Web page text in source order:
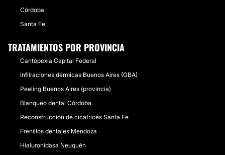
Córdoba
Santa Fe
TRATAMIENTOS POR PROVINCIA
Cantopexia Capital Federal
Infilraciones dérmicas Buenos Aires (GBA)
Peeling Buenos Aires (provincia)
Blanqueo dental Córdoba
Reconstrucción de cicatrices Santa Fe
Frenillos dentales Mendoza
Hialuronidasa Neuquén